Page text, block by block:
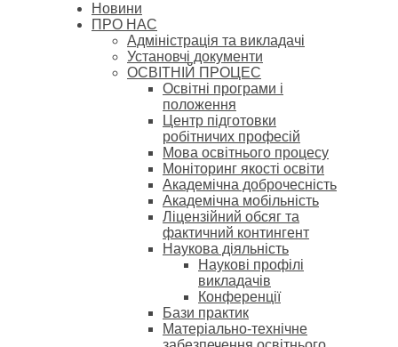
Новини
ПРО НАС
Адміністрація та викладачі
Установчі документи
ОСВІТНІЙ ПРОЦЕС
Освітні програми і
положення
Центр підготовки
робітничих професій
Мова освітнього процесу
Моніторинг якості освіти
Академічна доброчесність
Академічна мобільність
Ліцензійний обсяг та
фактичний контингент
Наукова діяльність
Наукові профілі
викладачів
Конференції
Бази практик
Матеріально-технічне